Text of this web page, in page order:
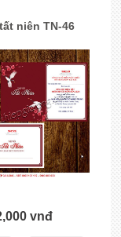
niên TN-46
vnđ